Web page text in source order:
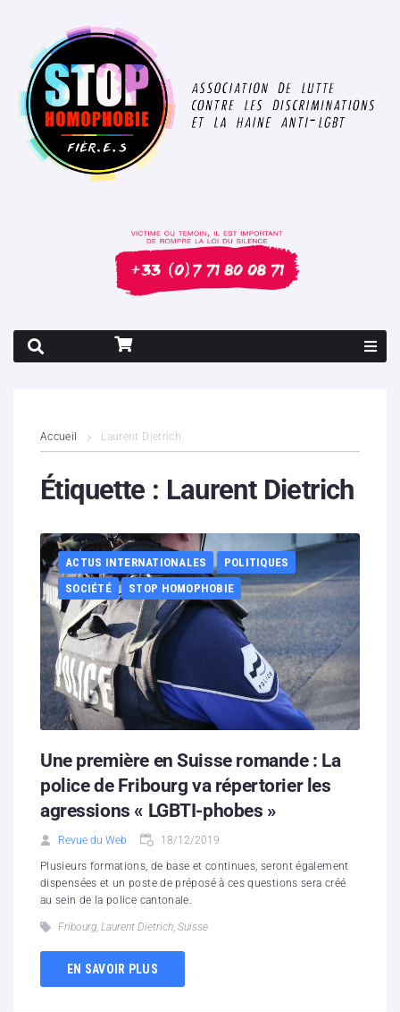
Contenus litigieux
Boutique
Partenaires
Contacts
Hébergement solidaire
Accueil Laurent Dietrich
Étiquette : Laurent Dietrich
ACTUS INTERNATIONALES
POLITIQUES
SOCIÉTÉ
STOP HOMOPHOBIE
Une première en Suisse romande : La
police de Fribourg va répertorier les
agressions « LGBTI-phobes »
Revue du Web 18/12/2019
Plusieurs formations, de base et continues, seront également
dispensées et un poste de préposé à ces questions sera créé
au sein de la police cantonale.
Fribourg, Laurent Dietrich, Suisse
EN SAVOIR PLUS